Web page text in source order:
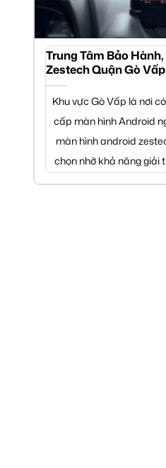
Trung Tâm Bảo
Zestech Quận Gò Vấp
Khu vực Gò Vấp là nơi
cấp màn hình Android
màn hình android
chọn nhờ khả năng giải